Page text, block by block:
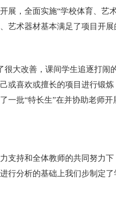
展，全面实施“学校体育、艺
艺术器材基本满足了项目开展
很大改善，课间学生追逐打闹
或喜欢或擅长的项目进行锻
一批“特长生”在并协助老师
支持和全体教师的共同努力
行分析的基础上我们步制定了